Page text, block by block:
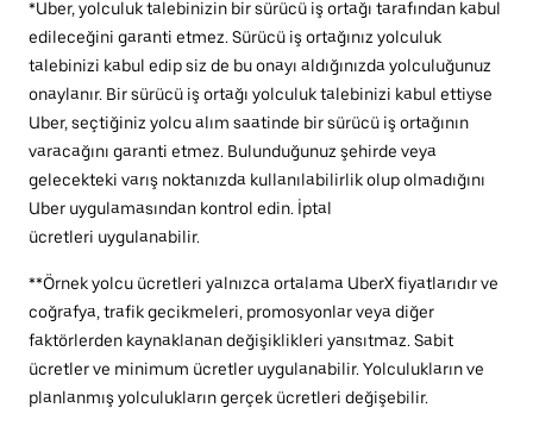
*Uber, yolculuk talebinizin bir sürücü iş ortağı tarafından kabul
edileceğini garanti etmez. Sürücü iş ortağınız yolculuk
talebinizi kabul edip siz de bu onayı aldığınızda yolculuğunuz
onaylanır. Bir sürücü iş ortağı yolculuk talebinizi kabul ettiyse
Uber, seçtiğiniz yolcu alım saatinde bir sürücü iş ortağının
varacağını garanti etmez. Bulunduğunuz şehirde veya
gelecekteki varış noktanızda kullanılabilirlik olup olmadığını
Uber uygulamasından kontrol edin. İptal
ücretleri uygulanabilir.
**Örnek yolcu ücretleri yalnızca ortalama UberX fiyatlarıdır ve
coğrafya, trafik gecikmeleri, promosyonlar veya diğer
faktörlerden kaynaklanan değişiklikleri yansıtmaz. Sabit
ücretler ve minimum ücretler uygulanabilir. Yolculukların ve
planlanmış yolculukların gerçek ücretleri değişebilir.